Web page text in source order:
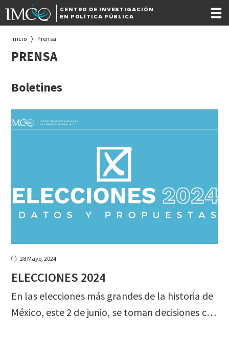
CENTRO DE INVESTIGACIÓN
EN POLÍTICA PÚBLICA
Inicio Prensa
PRENSA
Boletines
28 Mayo, 2024
ELECCIONES 2024
En las elecciones más grandes de la historia de
México, este 2 de junio, se toman decisiones con información. Consulta los datos y propuestas que el Instituto Mexicano para la Competitividad concentró sobre crecimiento económico, finanzas públicas, participación económica de las mujeres, empleo, nearshoring, educación, energía, agua y anticorrupción.